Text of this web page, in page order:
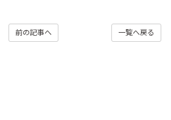
一覧へ戻る
前の記事へ